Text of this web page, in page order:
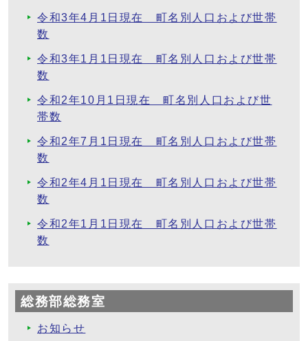
令和3年4月1日現在 町名別人口および世帯
数
令和3年1月1日現在 町名別人口および世帯
数
令和2年10月1日現在 町名別人口および世
帯数
令和2年7月1日現在 町名別人口および世帯
数
令和2年4月1日現在 町名別人口および世帯
数
令和2年1月1日現在 町名別人口および世帯
数
総務部総務室
お知らせ